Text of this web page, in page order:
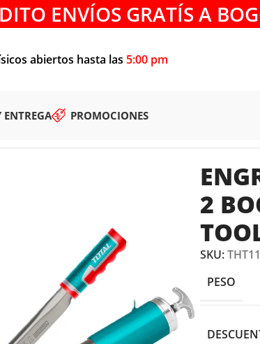
ENVÍOS GRATÍS A
abiertos hasta las 5:00 pm
ENTREGA PROMOCIONES
2
SKU:
PESO